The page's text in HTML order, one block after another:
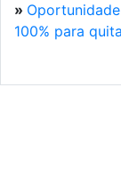
»
100% para